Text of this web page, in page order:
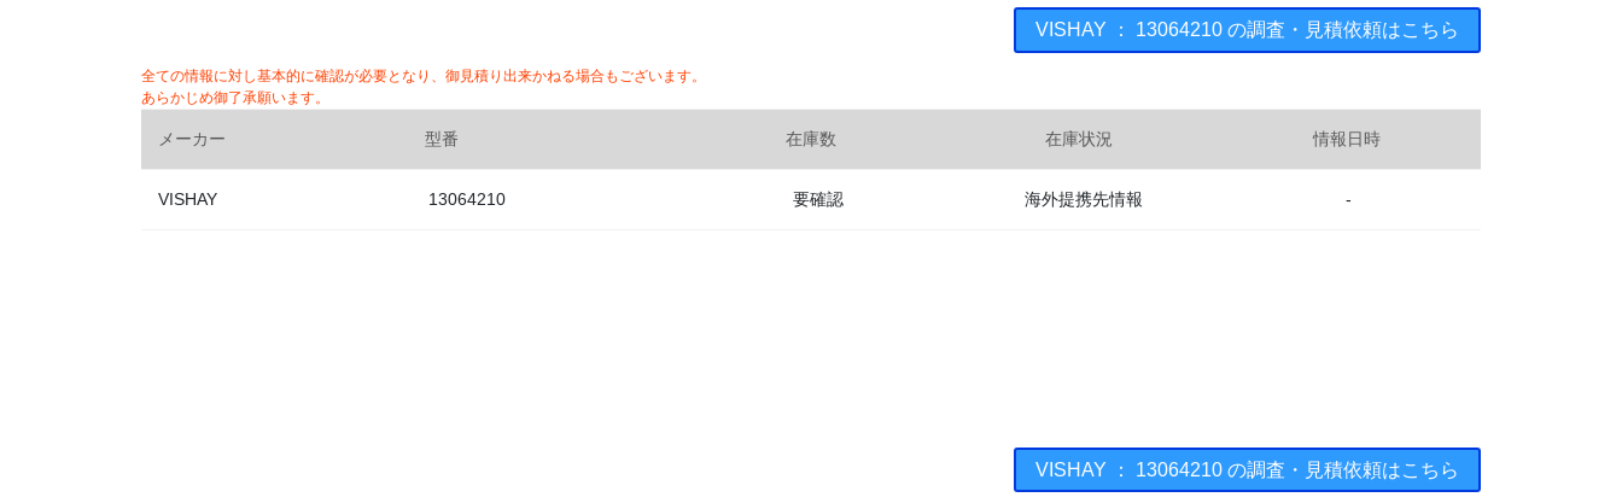
VISHAY ： 13064210 の調査・見積依頼はこちら
全ての情報に対し基本的に確認が必要となり、御見積り出来かねる場合もございます。
あらかじめ御了承願います。
メーカー 型番 在庫数 在庫状況 情報日時
VISHAY 13064210 要確認 海外提携先情報 -
VISHAY ： 13064210 の調査・見積依頼はこちら